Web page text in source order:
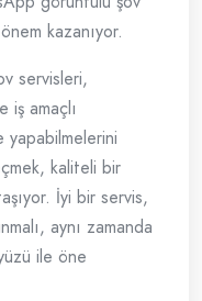
kazanıyor.
servisleri,
iş amaçlı
yapabilmelerini
kaliteli bir
İyi bir servis,
aynı zamanda
ile öne